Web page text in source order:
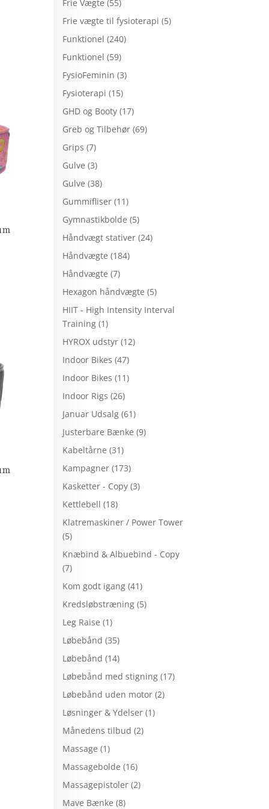
Frie Vægte (55)
Frie vægte til fysioterapi (5)
Funktionel (240)
Funktionel (59)
FysioFeminin (3)
Fysioterapi (15)
GHD og Booty (17)
Greb og Tilbehør (69)
Grips (7)
Gulve (3)
Gulve (38)
Gummifliser (11)
Gymnastikbolde (5)
Håndvægt stativer (24)
Håndvægte (184)
Håndvægte (7)
Hexagon håndvægte (5)
HIIT - High Intensity Interval
Training (1)
HYROX udstyr (12)
Indoor Bikes (47)
Indoor Bikes (11)
Indoor Rigs (26)
Januar Udsalg (61)
Justerbare Bænke (9)
Kabeltårne (31)
Kampagner (173)
Kasketter - Copy (3)
Kettlebell (18)
Klatremaskiner / Power Tower
(5)
Knæbind & Albuebind - Copy
(7)
Kom godt igang (41)
Kredsløbstræning (5)
Leg Raise (1)
Løbebånd (35)
Løbebånd (14)
Løbebånd med stigning (17)
Løbebånd uden motor (2)
Løsninger & Ydelser (1)
Månedens tilbud (2)
Massage (1)
Massagebolde (16)
Massagepistoler (2)
Mave Bænke (8)